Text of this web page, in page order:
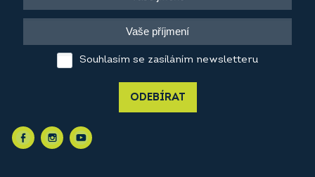
Souhlasím se zasíláním newsletteru
ODEBÍRAT